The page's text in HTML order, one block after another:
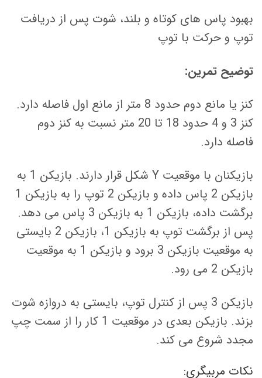
بهبود پاس های کوتاه و بلند، شوت پس از دریافت
توپ و حرکت با توپ
توضیح تمرین:
کنز یا مانع دوم حدود 8 متر از مانع اول فاصله دارد.
کنز 3 و 4 حدود 18 تا 20 متر نسبت به کنز دوم
فاصله دارد.
بازیکنان با موقعیت Y شکل قرار دارند. بازیکن 1 به
بازیکن 2 پاس داده و بازیکن 2 توپ را به بازیکن 1
برگشت داده، بازیکن 1 به بازیکن 3 پاس می دهد.
پس از برگشت توپ به بازیکن 1، بازیکن 2 بایستی
به موقعیت بازیکن 3 برود و بازیکن 1 به موقعیت
بازیکن 2 می رود.
بازیکن 3 پس از کنترل توپ، بایستی به دروازه شوت
بزند. بازیکن بعدی در موقعیت 1 کار را از سمت چپ
مجدد شروع می کند.
نکات مربیگری: